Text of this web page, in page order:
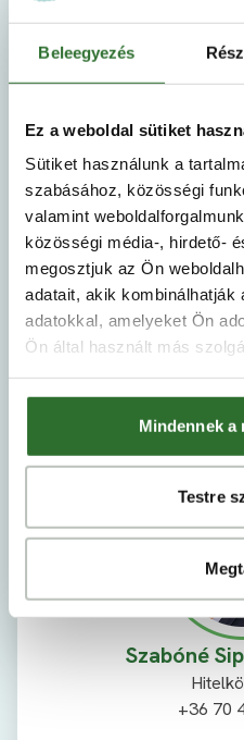
Beleegyezés
Ez a weboldal sütiket
Sütiket használunk a
szabásához, közösségi
valamint
közösségi média-, hirdető-
megosztjuk az Ön
adatait, akik kombinálhatják
adatokkal, amelyeket Ön
Ön által használt más
Mindennek a
Testre
érvényesek rá.
Gyémánt
+36 70
Szabóné
+36 70